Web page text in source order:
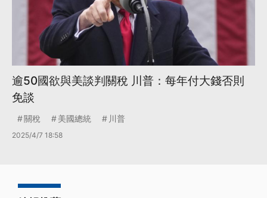
逾50國欲與美談判關稅 川普：每年付大錢否則
免談
關稅 美國總統 川普
2025/4/7 18:58